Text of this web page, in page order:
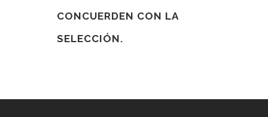
CONCUERDEN CON LA
SELECCIÓN.